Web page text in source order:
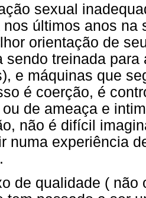
sexual
nos últimos anos na
orientação de
sendo treinada
e máquinas que
é coerção, é
de ameaça e
não é difícil
numa experiência
de qualidade (